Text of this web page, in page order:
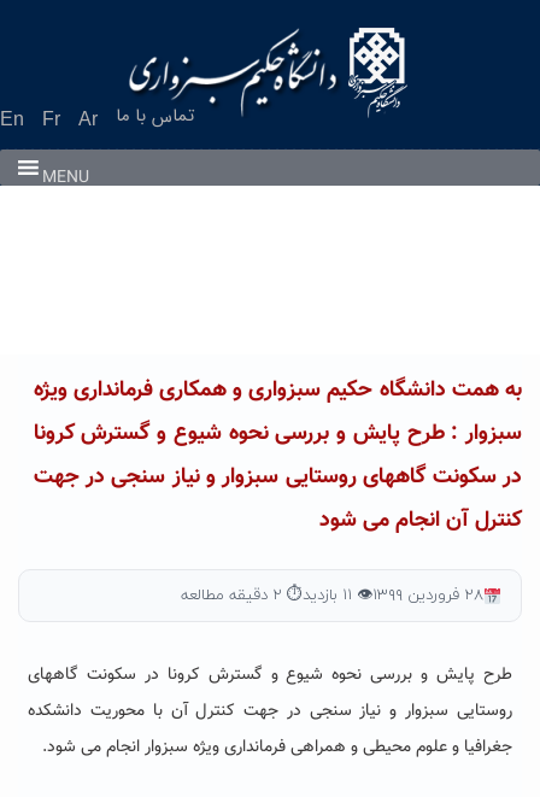
En Fr Ar تماس با ما
MENU
به همت دانشگاه حکیم سبزواری و همکاری فرمانداری ویژه
سبزوار : طرح پایش و بررسی نحوه شیوع و گسترش کرونا
در سکونت گاههاى روستایی سبزوار و نیاز سنجی در جهت
کنترل آن انجام می شود
۲۸ فروردین ۱۳۹۹ 👁 ۱۱ بازدید ⏱ ۲ دقیقه مطالعه
طرح پایش و بررسی نحوه شیوع و گسترش کرونا در سکونت گاههاى
روستایی سبزوار و نیاز سنجی در جهت کنترل آن با محوریت دانشکده
جغرافیا و علوم محیطى و همراهی فرمانداری ویژه سبزوار انجام می شود.